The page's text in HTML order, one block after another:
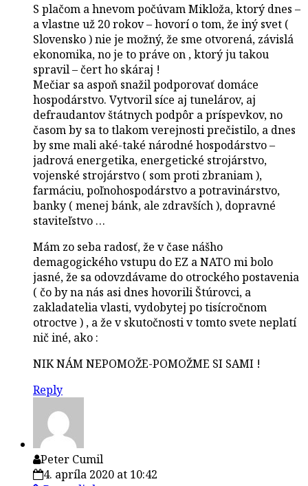
S plačom a hnevom počúvam Mikloža, ktorý dnes –
a vlastne už 20 rokov – hovorí o tom, že iný svet (
Slovensko ) nie je možný, že sme otvorená, závislá
ekonomika, no je to práve on , ktorý ju takou
spravil – čert ho skáraj !
Mečiar sa aspoň snažil podporovať domáce
hospodárstvo. Vytvoril síce aj tunelárov, aj
defraudantov štátnych podpôr a príspevkov, no
časom by sa to tlakom verejnosti prečistilo, a dnes
by sme mali aké-také národné hospodárstvo –
jadrová energetika, energetické strojárstvo,
vojenské strojárstvo ( som proti zbraniam ),
farmáciu, poľnohospodárstvo a potravinárstvo,
banky ( menej bánk, ale zdravších ), dopravné
staviteľstvo …
Mám zo seba radosť, že v čase nášho
demagogického vstupu do EZ a NATO mi bolo
jasné, že sa odovzdávame do otrockého postavenia
( čo by na nás asi dnes hovorili Štúrovci, a
zakladatelia vlasti, vydobytej po tisícročnom
otroctve ) , a že v skutočnosti v tomto svete neplatí
nič iné, ako :
NIK NÁM NEPOMOŽE-POMOŽME SI SAMI !
Reply
Peter Cumil
4. apríla 2020 at 10:42